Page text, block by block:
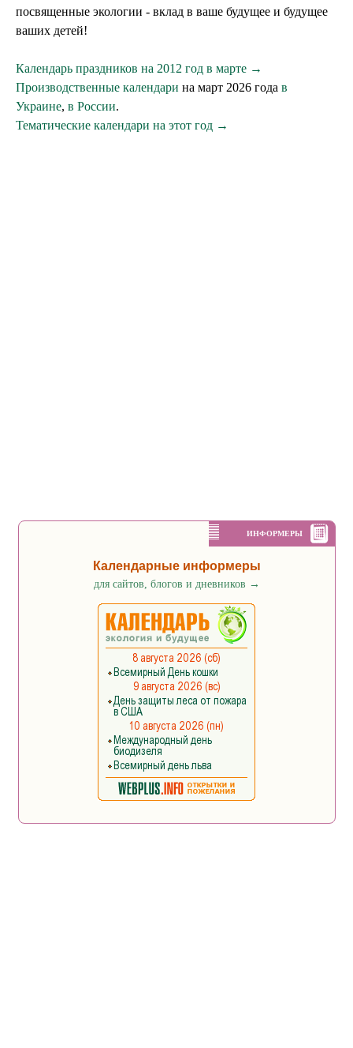
посвященные экологии - вклад в ваше будущее и будущее
ваших детей!
Календарь праздников на 2012 год в марте →
Производственные календари на март 2026 года в
Украине, в России.
Тематические календари на этот год →
ИНФОРМЕРЫ
Календарные информеры
для сайтов, блогов и дневников →